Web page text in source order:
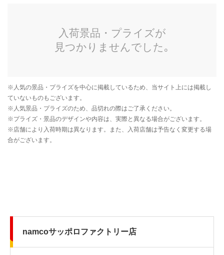
namcoサッポロファクトリー店